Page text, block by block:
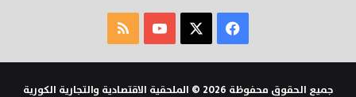
فيسبوك ‫YouTubeملخص
الموقع
RSS
جميع الحقوق محفوظة 2026 © الملحقية الاقتصادية والتجارية الكورية